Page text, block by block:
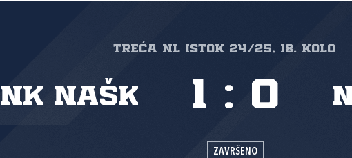
Treća NL Istok 24/25, 18. kolo
NK NAŠK 1 : 0
ZAVRŠENO